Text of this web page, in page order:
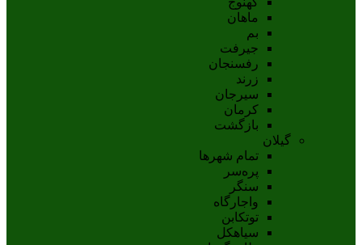
ماهان
بم
جيرفت
رفسنجان
زرند
سيرجان
کرمان
بازگشت
گیلان
تمام شهر‌ها
پره‌سر
سنگر
واجارگاه
توتکابن
سیاهکل